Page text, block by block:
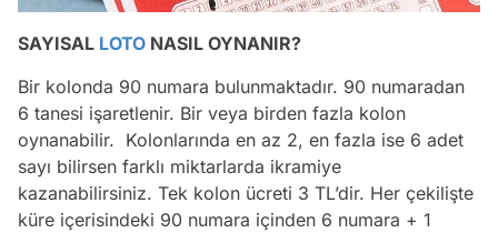
SAYISAL LOTO NASIL OYNANIR?
Bir kolonda 90 numara bulunmaktadır. 90 numaradan
6 tanesi işaretlenir. Bir veya birden fazla kolon
oynanabilir. Kolonlarında en az 2, en fazla ise 6 adet
sayı bilirsen farklı miktarlarda ikramiye
kazanabilirsiniz. Tek kolon ücreti 3 TL’dir. Her çekilişte
küre içerisindeki 90 numara içinden 6 numara + 1